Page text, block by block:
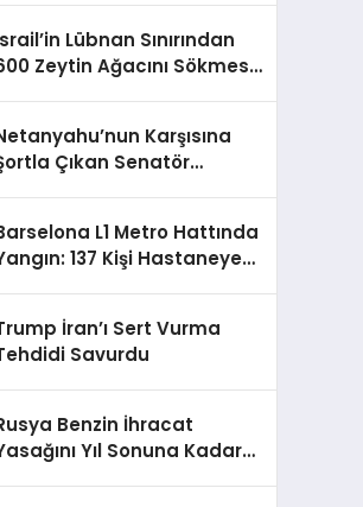
Lübnan Sınırından
Zeytin Ağacını Sökmesi
Karşısına
Çıkan Senatör
L1 Metro Hattında
137 Kişi Hastaneye
İran’ı Sert Vurma
Savurdu
Benzin İhracat
Yıl Sonuna Kadar